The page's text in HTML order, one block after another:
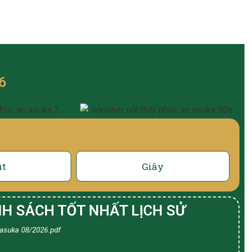
Giây
SÁCH TỐT NHẤT LỊCH SỬ
08/2026.pdf